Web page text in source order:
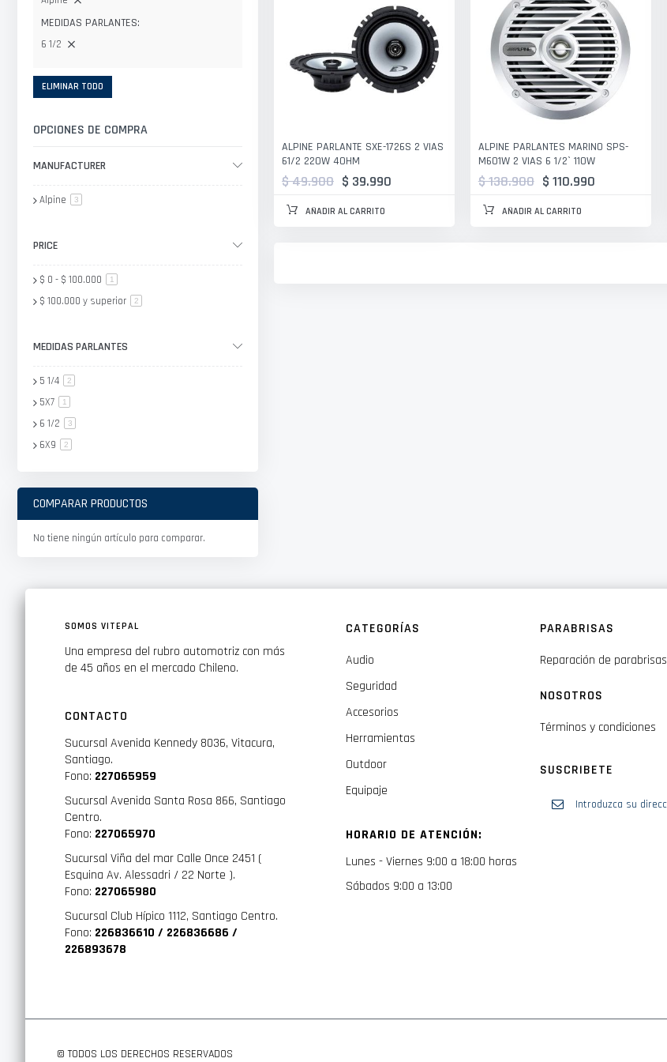
ALPINE PARLANTE SXE-1726S 2 VIAS
61/2 220W 4OHM
$ 39.990
$ 49.900
AÑADIR AL CARRITO
ALPINE PARLANTES MARINO SPS-
M601W 2 VIAS 6 1/2` 110W
$ 110.990
$ 138.900
AÑADIR AL CARRITO
MEDIDAS PARLANTES
6 1/2
ELIMINAR TODO
OPCIONES DE COMPRA
MANUFACTURER
Alpine 3artículo
PRICE
$ 0 - $ 100.000 1
$ 100.000 y superior 2artículo
MEDIDAS PARLANTES
5 1/4 2artículo
5X7 1
6 1/2 3artículo
6X9 2artículo
COMPARAR PRODUCTOS
No tiene ningún artículo para comparar.
SOMOS VITEPAL
Una empresa del rubro automotriz con más
de 45 años en el mercado Chileno.
CONTACTO
Sucursal Avenida Kennedy 8036, Vitacura,
Santiago.
Fono: 227065959
Sucursal Avenida Santa Rosa 866, Santiago
Centro.
Fono: 227065970
Sucursal Viña del mar Calle Once 2451 (
Esquina Av. Alessadri / 22 Norte ).
Fono: 227065980
Sucursal Club Hípico 1112, Santiago Centro.
Fono: 226836610 / 226836686 /
226893678
CATEGORÍAS
Audio
Seguridad
Accesorios
Herramientas
Outdoor
Equipaje
HORARIO DE ATENCIÓN:
Lunes - Viernes 9:00 a 18:00 horas
Sábados 9:00 a 13:00
PARABRISAS
Reparación de parabrisas
NOSOTROS
Términos y condiciones
SUSCRIBETE
© TODOS LOS DERECHOS RESERVADOS